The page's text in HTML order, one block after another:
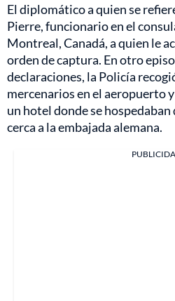
El diplomático a quien se
Pierre, funcionario en el
Montreal, Canadá, a quien le
orden de captura. En otro
declaraciones, la Policía
mercenarios en el aeropuerto
un hotel donde se
cerca a la embajada alemana.